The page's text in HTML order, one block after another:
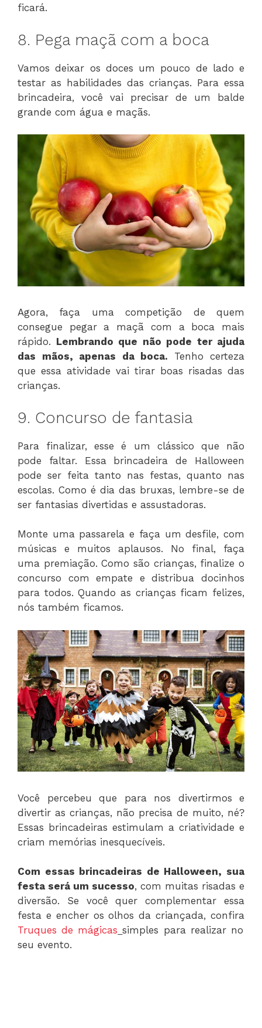
ficará.
8. Pega maçã com a boca
Vamos deixar os doces um pouco de lado e
testar as habilidades das crianças. Para essa
brincadeira, você vai precisar de um balde
grande com água e maçãs.
Agora, faça uma competição de quem
consegue pegar a maçã com a boca mais
rápido. Lembrando que não pode ter ajuda
das mãos, apenas da boca. Tenho certeza
que essa atividade vai tirar boas risadas das
crianças.
9. Concurso de fantasia
Para finalizar, esse é um clássico que não
pode faltar. Essa brincadeira de Halloween
pode ser feita tanto nas festas, quanto nas
escolas. Como é dia das bruxas, lembre-se de
ser fantasias divertidas e assustadoras.
Monte uma passarela e faça um desfile, com
músicas e muitos aplausos. No final, faça
uma premiação. Como são crianças, finalize o
concurso com empate e distribua docinhos
para todos. Quando as crianças ficam felizes,
nós também ficamos.
Você percebeu que para nos divertirmos e
divertir as crianças, não precisa de muito, né?
Essas brincadeiras estimulam a criatividade e
criam memórias inesquecíveis.
Com essas brincadeiras de Halloween, sua
festa será um sucesso, com muitas risadas e
diversão. Se você quer complementar essa
festa e encher os olhos da criançada, confira
Truques de mágicas simples para realizar no
seu evento.